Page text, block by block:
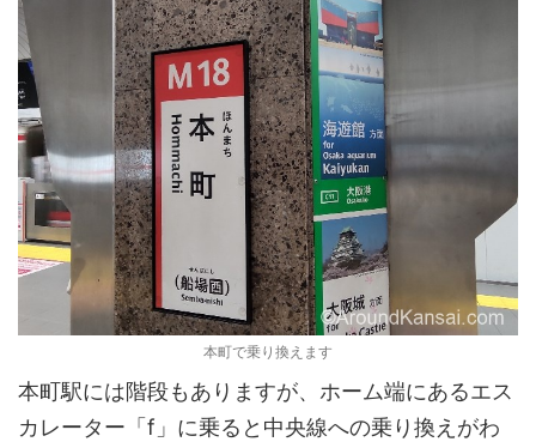
本町で乗り換えます
本町駅には階段もありますが、ホーム端にあるエス
カレーター「f」に乗ると中央線への乗り換えがわ